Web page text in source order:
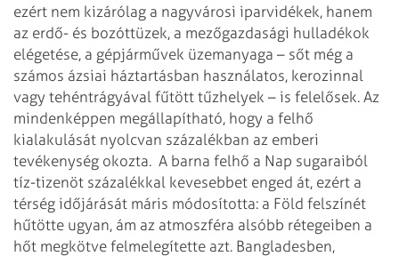
ezért nem kizárólag a nagyvárosi iparvidékek, hanem
az erdő- és bozóttüzek, a mezőgazdasági hulladékok
elégetése, a gépjárművek üzemanyaga – sőt még a
számos ázsiai háztartásban használatos, kerozinnal
vagy tehéntrágyával fűtött tűzhelyek – is felelősek. Az
mindenképpen megállapítható, hogy a felhő
kialakulását nyolcvan százalékban az emberi
tevékenység okozta. A barna felhő a Nap sugaraiból
tíz-tizenöt százalékkal kevesebbet enged át, ezért a
térség időjárását máris módosította: a Föld felszínét
hűtötte ugyan, ám az atmoszféra alsóbb rétegeiben a
hőt megkötve felmelegítette azt. Bangladesben,